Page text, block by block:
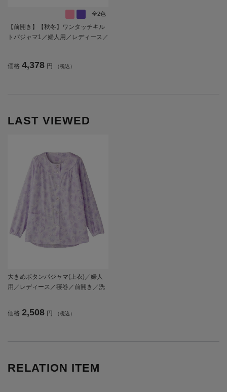
全2色
【前開き】【秋冬】ワンタッチキル
トパジャマ1／婦人用／レディース／
価格 4,378 円 （税込）
LAST VIEWED
大きめボタンパジャマ(上衣)／婦人
用／レディース／寝巻／前開き／洗
価格 2,508 円 （税込）
RELATION ITEM